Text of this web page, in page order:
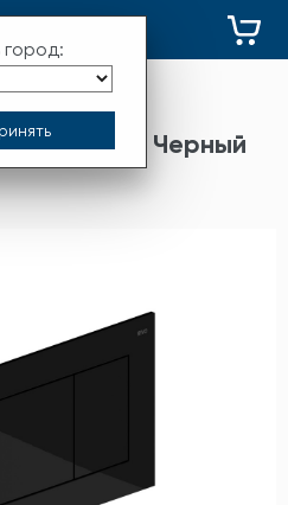
Touch Line Черный